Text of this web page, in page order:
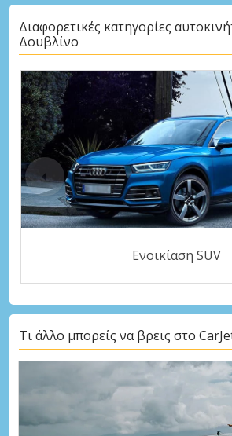
Διαφορετικές κατηγορίες
Δουβλίνο
Ενοικίαση SUV
Τι άλλο μπορείς να βρεις στο